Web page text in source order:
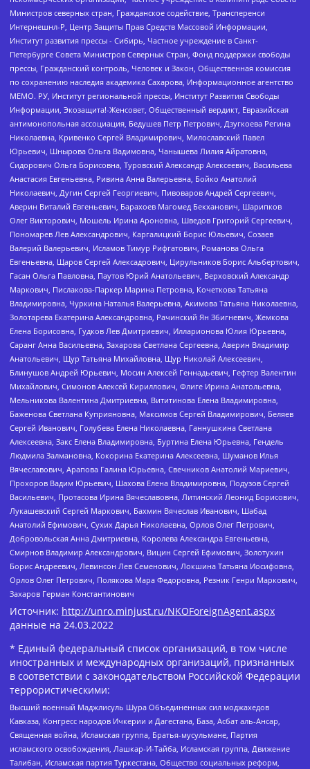
Министров северных стран, Гражданское содействие, Трансперенси
Интернешнл-Р, Центр Защиты Прав Средств Массовой Информации,
Институт развития прессы - Сибирь, Частное учреждение в Санкт-
Петербурге Совета Министров Северных Стран, Фонд поддержки свободы
прессы, Гражданский контроль, Человек и Закон, Общественная комиссия
по сохранению наследия академика Сахарова, Информационное агентство
МЕМО. РУ, Институт региональной прессы, Институт Развития Свободы
Информации, Экозащита!-Женсовет, Общественный вердикт, Евразийская
антимонопольная ассоциация, Бедушев Петр Петрович, Дзугкоева Регина
Николаевна, Кривенко Сергей Владимирович, Милославский Павел
Юрьевич, Шнырова Ольга Вадимовна, Чанышева Лилия Айратовна,
Сидорович Ольга Борисовна, Туровский Александр Алексеевич, Васильева
Анастасия Евгеньевна, Ривина Анна Валерьевна, Бойко Анатолий
Николаевич, Дугин Сергей Георгиевич, Пивоваров Андрей Сергеевич,
Аверин Виталий Евгеньевич, Барахоев Магомед Бекханович, Шарипков
Олег Викторович, Мошель Ирина Ароновна, Шведов Григорий Сергеевич,
Пономарев Лев Александрович, Каргалицкий Борис Юльевич, Созаев
Валерий Валерьевич, Исламов Тимур Рифгатович, Романова Ольга
Евгеньевна, Щаров Сергей Алексадрович, Цирульников Борис Альбертович,
Гасан Ольга Павловна, Паутов Юрий Анатольевич, Верховский Александр
Маркович, Пислакова-Паркер Марина Петровна, Кочеткова Татьяна
Владимировна, Чуркина Наталья Валерьевна, Акимова Татьяна Николаевна,
Золотарева Екатерина Александровна, Рачинский Ян Збигневич, Жемкова
Елена Борисовна, Гудков Лев Дмитриевич, Илларионова Юлия Юрьевна,
Саранг Анна Васильевна, Захарова Светлана Сергеевна, Аверин Владимир
Анатольевич, Щур Татьяна Михайловна, Щур Николай Алексеевич,
Блинушов Андрей Юрьевич, Мосин Алексей Геннадьевич, Гефтер Валентин
Михайлович, Симонов Алексей Кириллович, Флиге Ирина Анатольевна,
Мельникова Валентина Дмитриевна, Вититинова Елена Владимировна,
Баженова Светлана Куприяновна, Максимов Сергей Владимирович, Беляев
Сергей Иванович, Голубева Елена Николаевна, Ганнушкина Светлана
Алексеевна, Закс Елена Владимировна, Буртина Елена Юрьевна, Гендель
Людмила Залмановна, Кокорина Екатерина Алексеевна, Шуманов Илья
Вячеславович, Арапова Галина Юрьевна, Свечников Анатолий Мариевич,
Прохоров Вадим Юрьевич, Шахова Елена Владимировна, Подузов Сергей
Васильевич, Протасова Ирина Вячеславовна, Литинский Леонид Борисович,
Лукашевский Сергей Маркович, Бахмин Вячеслав Иванович, Шабад
Анатолий Ефимович, Сухих Дарья Николаевна, Орлов Олег Петрович,
Добровольская Анна Дмитриевна, Королева Александра Евгеньевна,
Смирнов Владимир Александрович, Вицин Сергей Ефимович, Золотухин
Борис Андреевич, Левинсон Лев Семенович, Локшина Татьяна Иосифовна,
Орлов Олег Петрович, Полякова Мара Федоровна, Резник Генри Маркович,
Захаров Герман Константинович
Источник: http://unro.minjust.ru/NKOForeignAgent.aspx
данные на 24.03.2022
* Единый федеральный список организаций, в том числе
иностранных и международных организаций, признанных
в соответствии с законодательством Российской Федерации
террористическими:
Высший военный Маджлисуль Шура Объединенных сил моджахедов
Кавказа, Конгресс народов Ичкерии и Дагестана, База, Асбат аль-Ансар,
Священная война, Исламская группа, Братья-мусульмане, Партия
исламского освобождения, Лашкар-И-Тайба, Исламская группа, Движение
Талибан, Исламская партия Туркестана, Общество социальных реформ,